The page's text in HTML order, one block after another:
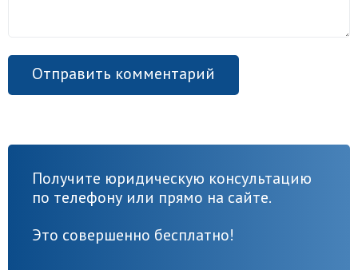
Получите юридическую консультацию
по телефону или прямо на сайте.
Это совершенно бесплатно!